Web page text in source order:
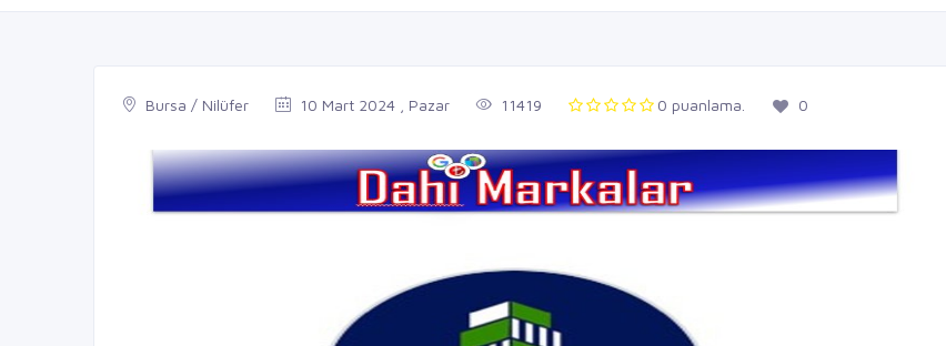
Bursa / Nilüfer 10 Mart 2024 , Pazar 11419 0 puanlama. 0